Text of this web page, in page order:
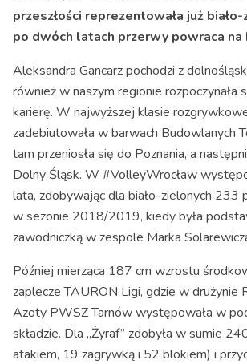
przeszłości reprezentowała już
po dwóch latach przerwy powraca na
Aleksandra Gancarz pochodzi z
również w naszym regionie rozpoczynała
karierę. W najwyższej klasie
zadebiutowała w barwach Budowlanych
tam przeniosła się do Poznania, a
Dolny Śląsk. W #VolleyWrocław
lata, zdobywając dla biało-zielonych 233
w sezonie 2018/2019, kiedy była
zawodniczką w zespole Marka
Później mierząca 187 cm wzrostu
zaplecze TAURON Ligi, gdzie w drużynie
Azoty PWSZ Tarnów występowała w
składzie. Dla „Żyraf” zdobyła w sumie
atakiem, 19 zagrywką i 52 blokiem) i